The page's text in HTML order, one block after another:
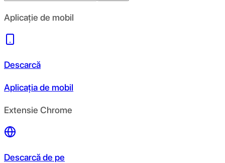
Aplicație de mobil
Descarcă
Aplicația de mobil
Extensie Chrome
Descarcă de pe